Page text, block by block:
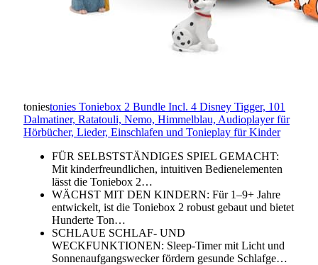
toniestonies Toniebox 2 Bundle Incl. 4 Disney Tigger, 101
Dalmatiner, Ratatouli, Nemo, Himmelblau, Audioplayer für
Hörbücher, Lieder, Einschlafen und Tonieplay für Kinder
FÜR SELBSTSTÄNDIGES SPIEL GEMACHT:
Mit kinderfreundlichen, intuitiven Bedienelementen
lässt die Toniebox 2…
WÄCHST MIT DEN KINDERN: Für 1–9+ Jahre
entwickelt, ist die Toniebox 2 robust gebaut und bietet
Hunderte Ton…
SCHLAUE SCHLAF- UND
WECKFUNKTIONEN: Sleep-Timer mit Licht und
Sonnenaufgangswecker fördern gesunde Schlafge…